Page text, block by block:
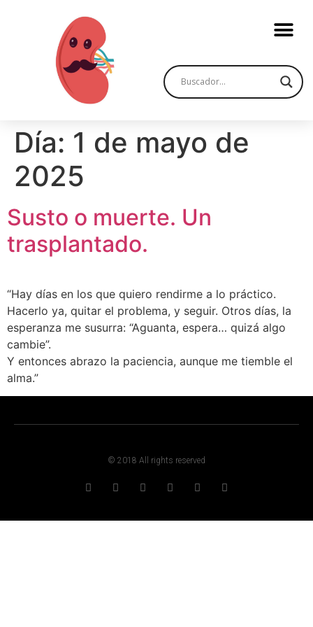
Día: 1 de mayo de
2025
Susto o muerte. Un
trasplantado.
“Hay días en los que quiero rendirme a lo práctico.
Hacerlo ya, quitar el problema, y seguir. Otros días, la
esperanza me susurra: “Aguanta, espera… quizá algo
cambie”.
Y entonces abrazo la paciencia, aunque me tiemble el
alma.”
© 2018 All rights reserved